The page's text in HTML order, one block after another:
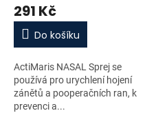
291 Kč
Do košíku
ActiMaris NASAL Sprej se
používá pro urychlení hojení
zánětů a pooperačních ran, k
prevenci a...